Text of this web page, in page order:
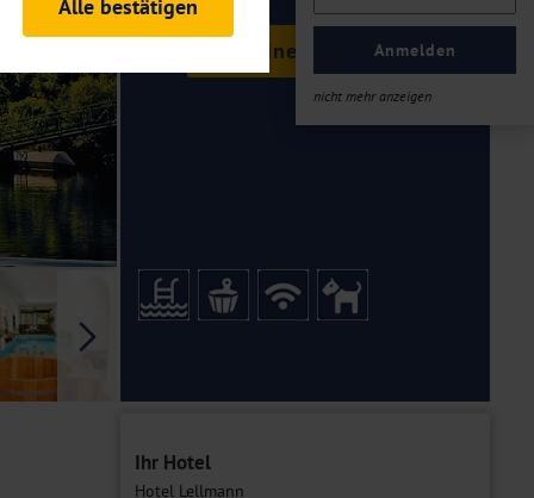
Anmelden
nicht mehr anzeigen
Termine & Preise
Ihr Hotel
Hotel Lellmann
und Analysen. Mithilfe
Auftritts ermitteln und
es zu einer Drittlands
Daten finden Sie in unseren
Alle bestätigen